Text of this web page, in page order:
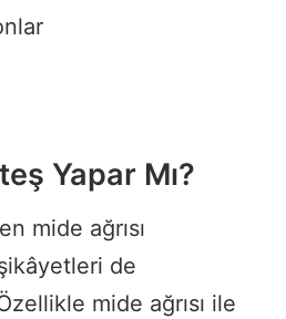
Yapar Mı?
mide ağrısı
de
mide ağrısı ile